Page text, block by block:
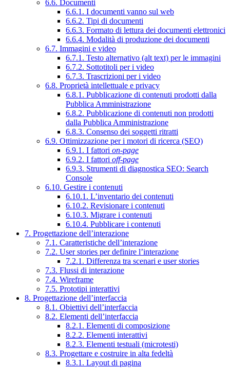
6.6. Documenti
6.6.1. I documenti vanno sul web
6.6.2. Tipi di documenti
6.6.3. Formato di lettura dei documenti elettronici
6.6.4. Modalità di produzione dei documenti
6.7. Immagini e video
6.7.1. Testo alternativo (alt text) per le immagini
6.7.2. Sottotitoli per i video
6.7.3. Trascrizioni per i video
6.8. Proprietà intellettuale e privacy
6.8.1. Pubblicazione di contenuti prodotti dalla
Pubblica Amministrazione
6.8.2. Pubblicazione di contenuti non prodotti
dalla Pubblica Amministrazione
6.8.3. Consenso dei soggetti ritratti
6.9. Ottimizzazione per i motori di ricerca (SEO)
6.9.1. I fattori on-page
6.9.2. I fattori off-page
6.9.3. Strumenti di diagnostica SEO: Search
Console
6.10. Gestire i contenuti
6.10.1. L’inventario dei contenuti
6.10.2. Revisionare i contenuti
6.10.3. Migrare i contenuti
6.10.4. Pubblicare i contenuti
7. Progettazione dell’interazione
7.1. Caratteristiche dell’interazione
7.2. User stories per definire l’interazione
7.2.1. Differenza tra scenari e user stories
7.3. Flussi di interazione
7.4. Wireframe
7.5. Prototipi interattivi
8. Progettazione dell’interfaccia
8.1. Obiettivi dell’interfaccia
8.2. Elementi dell’interfaccia
8.2.1. Elementi di composizione
8.2.2. Elementi interattivi
8.2.3. Elementi testuali (microtesti)
8.3. Progettare e costruire in alta fedeltà
8.3.1. Layout di pagina